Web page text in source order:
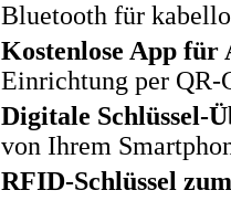
Bluetooth für
Kostenlose App für
Einrichtung per QR-
Digitale Schlüssel-
von Ihrem
RFID-Schlüssel